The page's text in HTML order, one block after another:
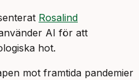
Rosalind
AI för att
hot.
mot framtida pandemier